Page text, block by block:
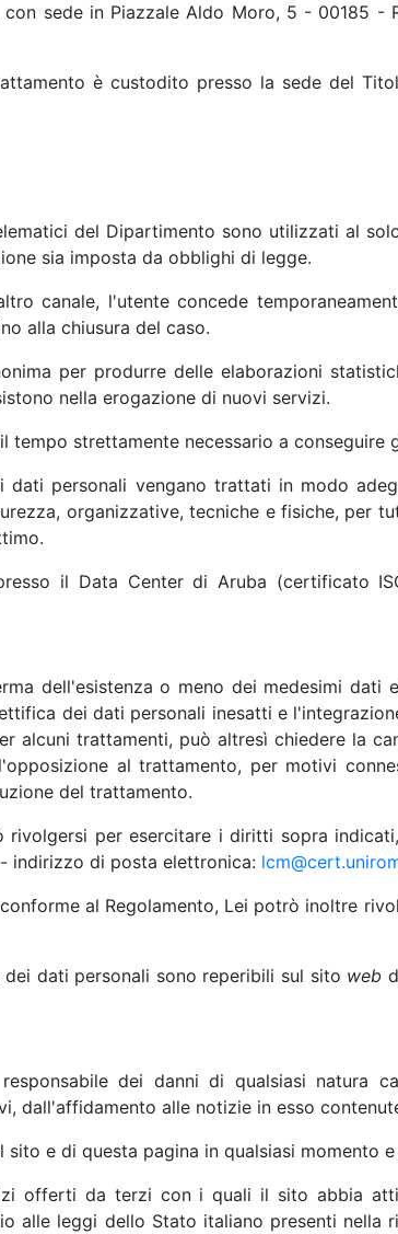
sede in Piazzale Aldo Moro, 5 - 00185 -
è custodito presso la sede del
del Dipartimento sono utilizzati al
sia imposta da obblighi di legge.
canale, l'utente concede
alla chiusura del caso.
per produrre delle elaborazioni
nella erogazione di nuovi servizi.
strettamente necessario a conseguire
personali vengano trattati in modo
organizzative, tecniche e fisiche, per
il Data Center di Aruba (certificato
dell'esistenza o meno dei medesimi dati
dei dati personali inesatti e
alcuni trattamenti, può altresì chiedere la
al trattamento, per motivi
del trattamento.
per esercitare i diritti sopra
indirizzo di posta elettronica:
al Regolamento, Lei potrò inoltre
dati personali sono reperibili sul sito web
dei danni di qualsiasi natura
dall'affidamento alle notizie in esso
e di questa pagina in qualsiasi momento e
offerti da terzi con i quali il sito abbia
alle leggi dello Stato italiano presenti nella